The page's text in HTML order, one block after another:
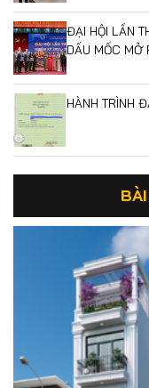
ĐẠI HỘI LẦN
DẤU MỐC MỞ
HÀNH TRÌNH